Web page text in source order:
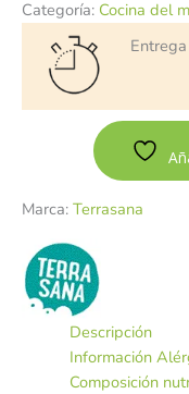
Categoría: Cocina del
Marca: Terrasana
Descripción
Información
Composición